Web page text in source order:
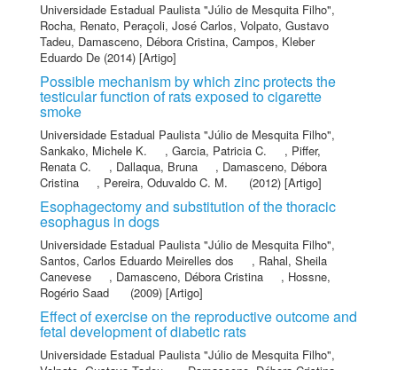
Universidade Estadual Paulista "Júlio de Mesquita Filho",
Rocha, Renato, Peraçoli, José Carlos, Volpato, Gustavo
Tadeu, Damasceno, Débora Cristina, Campos, Kleber
Eduardo De (2014) [Artigo]
Possible mechanism by which zinc protects the
testicular function of rats exposed to cigarette
smoke
Universidade Estadual Paulista "Júlio de Mesquita Filho",
Sankako, Michele K.
, Garcia, Patricia C. , Piffer,
Renata C.
, Dallaqua, Bruna , Damasceno, Débora
Cristina
, Pereira, Oduvaldo C. M. (2012) [Artigo]
Esophagectomy and substitution of the thoracic
esophagus in dogs
Universidade Estadual Paulista "Júlio de Mesquita Filho",
Santos, Carlos Eduardo Meirelles dos
, Rahal, Sheila
Canevese
, Damasceno, Débora Cristina , Hossne,
Rogério Saad
(2009) [Artigo]
Effect of exercise on the reproductive outcome and
fetal development of diabetic rats
Universidade Estadual Paulista "Júlio de Mesquita Filho",